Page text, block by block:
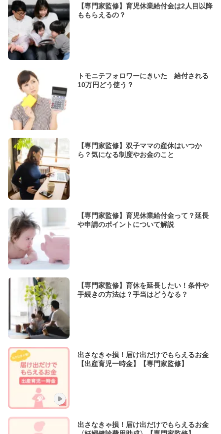
【専門家監修】育児休業給付金は2人目以降
ももらえるの？
トモニテフォロワーにきいた 給付される
10万円どう使う？
【専門家監修】双子ママの産休はいつか
ら？気になる制度やお金のこと
【専門家監修】育児休業給付金って？延長
や申請のポイントについて解説
【専門家監修】育休を延長したい！条件や
手続きの方法は？手当はどうなる？
出さなきゃ損！届け出だけでもらえるお金
【出産育児一時金】【専門家監修】
出さなきゃ損！届け出だけでもらえるお金